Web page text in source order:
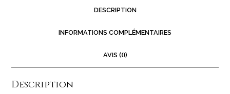
DESCRIPTION
INFORMATIONS COMPLÉMENTAIRES
AVIS (0)
Description